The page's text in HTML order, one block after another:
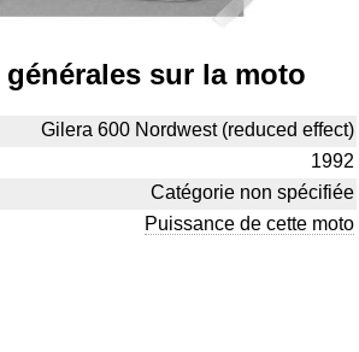
sur la moto
Gilera 600 Nordwest (reduced effect)
1992
Catégorie non spécifiée
Puissance de cette moto